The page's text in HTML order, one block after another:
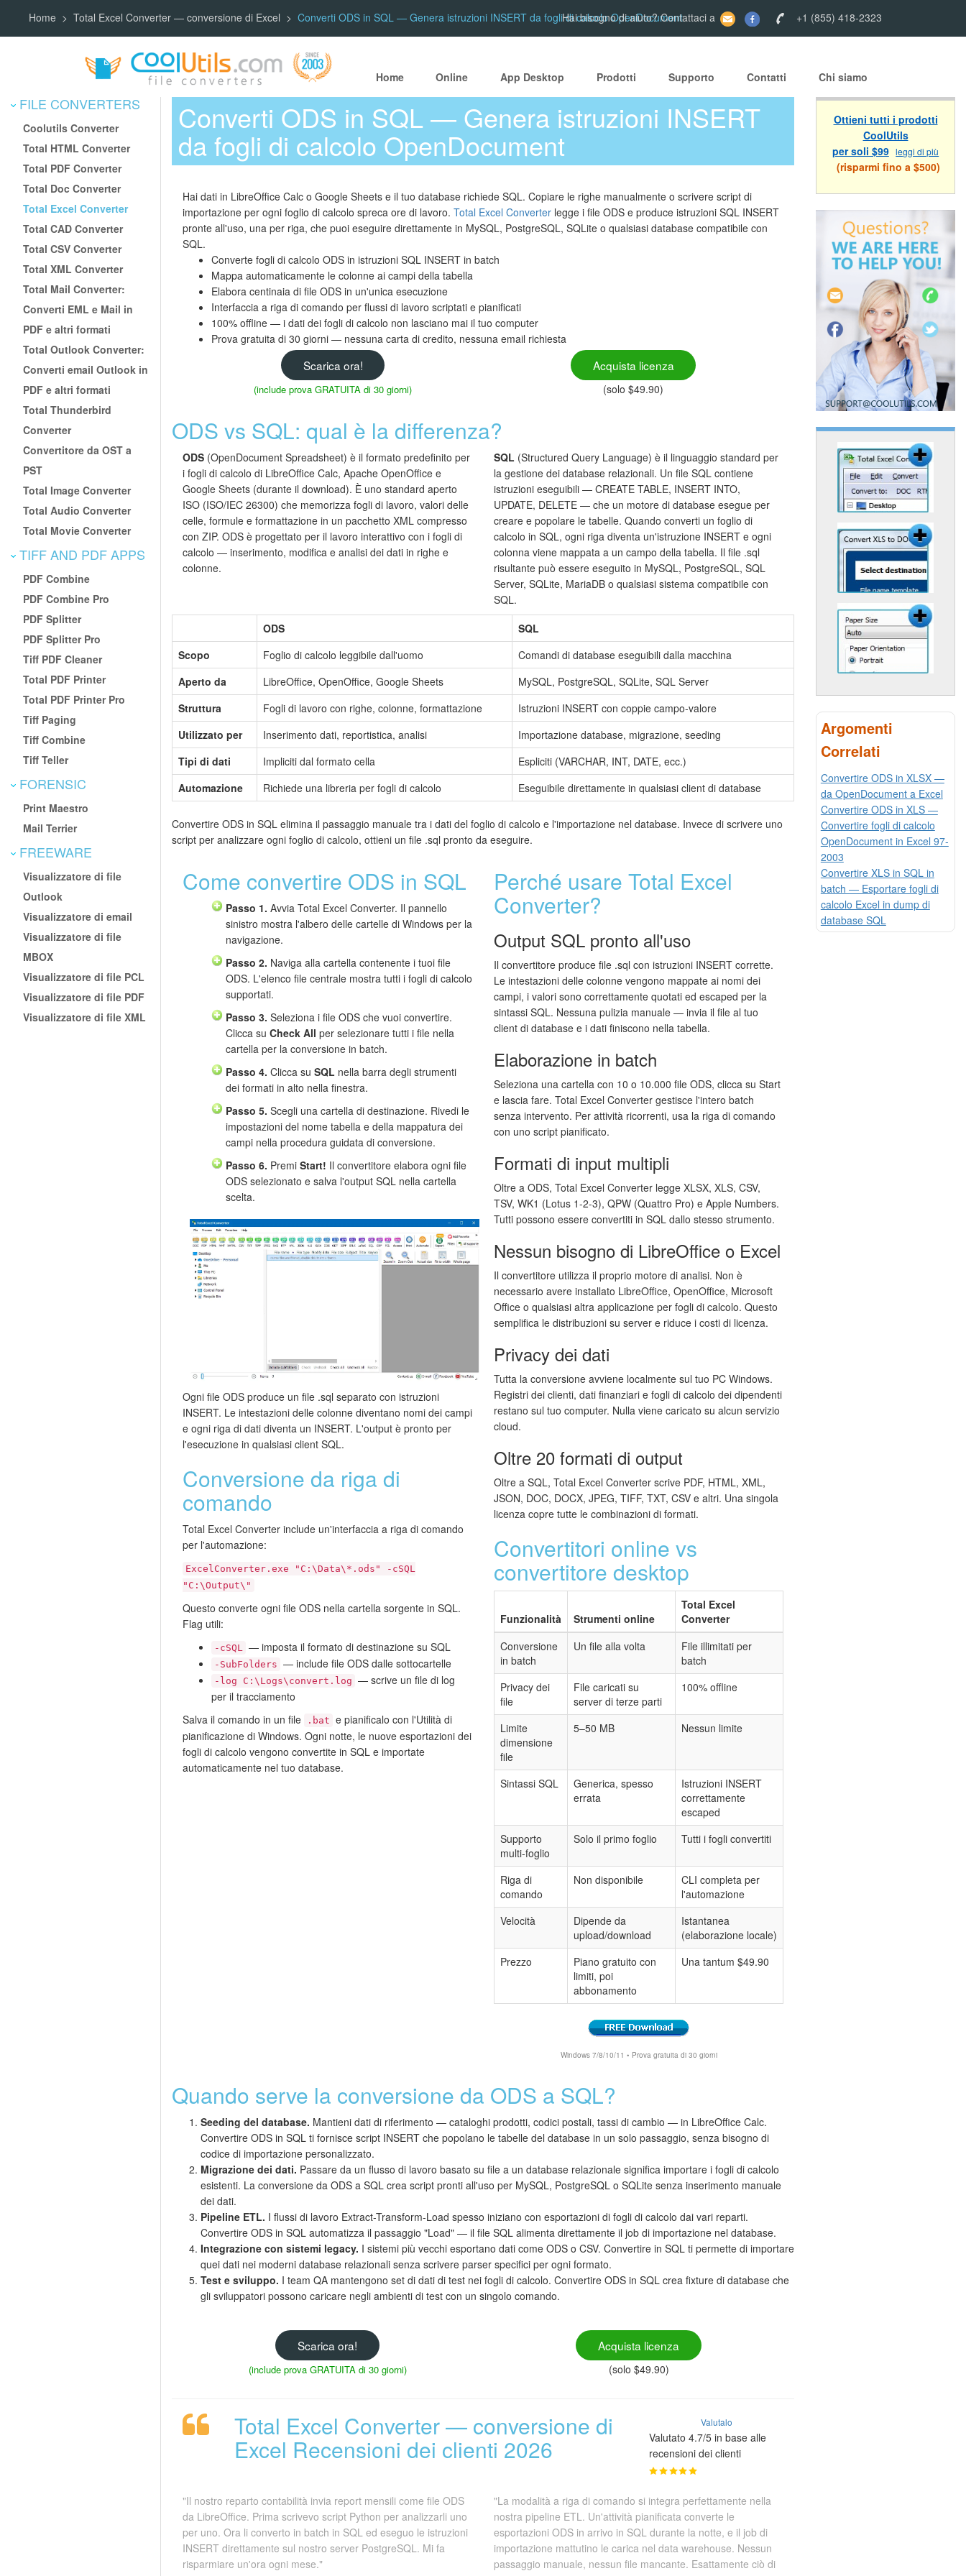
Home Total Excel Converter — conversione di Excel Converti ODS in SQL — Genera istruzioni INSERT da fogli di calcolo OpenDocument
Hai bisogno di aiuto? Contattaci a +1 (855) 418-2323
Home Online App Desktop Prodotti Supporto Contatti Chi siamo
FILE CONVERTERS
Coolutils Converter
Total HTML Converter
Total PDF Converter
Total Doc Converter
Total Excel Converter
Total CAD Converter
Total CSV Converter
Total XML Converter
Total Mail Converter:
Converti EML e Mail in
PDF e altri formati
Total Outlook Converter:
Converti email Outlook in
PDF e altri formati
Total Thunderbird
Converter
Convertitore da OST a
PST
Total Image Converter
Total Audio Converter
Total Movie Converter
TIFF AND PDF APPS
PDF Combine
PDF Combine Pro
PDF Splitter
PDF Splitter Pro
Tiff PDF Cleaner
Total PDF Printer
Total PDF Printer Pro
Tiff Paging
Tiff Combine
Tiff Teller
FORENSIC
Print Maestro
Mail Terrier
FREEWARE
Visualizzatore di file
Outlook
Visualizzatore di email
Visualizzatore di file
MBOX
Visualizzatore di file PCL
Visualizzatore di file PDF
Visualizzatore di file XML
Converti ODS in SQL — Genera istruzioni INSERT
da fogli di calcolo OpenDocument
Hai dati in LibreOffice Calc o Google Sheets e il tuo database richiede SQL. Copiare le righe manualmente o scrivere script di
importazione per ogni foglio di calcolo spreca ore di lavoro. Total Excel Converter legge i file ODS e produce istruzioni SQL INSERT
pronte all'uso, una per riga, che puoi eseguire direttamente in MySQL, PostgreSQL, SQLite o qualsiasi database compatibile con
SQL.
Converte fogli di calcolo ODS in istruzioni SQL INSERT in batch
Mappa automaticamente le colonne ai campi della tabella
Elabora centinaia di file ODS in un'unica esecuzione
Interfaccia a riga di comando per flussi di lavoro scriptati e pianificati
100% offline — i dati dei fogli di calcolo non lasciano mai il tuo computer
Prova gratuita di 30 giorni — nessuna carta di credito, nessuna email richiesta
Scarica ora!
(include prova GRATUITA di 30 giorni)
Acquista licenza
(solo $49.90)
ODS vs SQL: qual è la differenza?
ODS (OpenDocument Spreadsheet) è il formato predefinito per
i fogli di calcolo di LibreOffice Calc, Apache OpenOffice e
Google Sheets (durante il download). È uno standard aperto
ISO (ISO/IEC 26300) che memorizza fogli di lavoro, valori delle
celle, formule e formattazione in un pacchetto XML compresso
con ZIP. ODS è progettato per il lavoro interattivo con i fogli di
calcolo — inserimento, modifica e analisi dei dati in righe e
colonne.
SQL (Structured Query Language) è il linguaggio standard per
la gestione dei database relazionali. Un file SQL contiene
istruzioni eseguibili — CREATE TABLE, INSERT INTO,
UPDATE, DELETE — che un motore di database esegue per
creare e popolare le tabelle. Quando converti un foglio di
calcolo in SQL, ogni riga diventa un'istruzione INSERT e ogni
colonna viene mappata a un campo della tabella. Il file .sql
risultante può essere eseguito in MySQL, PostgreSQL, SQL
Server, SQLite, MariaDB o qualsiasi sistema compatibile con
SQL.
ODS
SQL
Scopo
Foglio di calcolo leggibile dall'uomo
Comandi di database eseguibili dalla macchina
Aperto da
LibreOffice, OpenOffice, Google Sheets
MySQL, PostgreSQL, SQLite, SQL Server
Struttura
Fogli di lavoro con righe, colonne, formattazione
Istruzioni INSERT con coppie campo-valore
Utilizzato per
Inserimento dati, reportistica, analisi
Importazione database, migrazione, seeding
Tipi di dati
Impliciti dal formato cella
Espliciti (VARCHAR, INT, DATE, ecc.)
Automazione
Richiede una libreria per fogli di calcolo Eseguibile direttamente in qualsiasi client di database
Convertire ODS in SQL elimina il passaggio manuale tra i dati del foglio di calcolo e l'importazione nel database. Invece di scrivere uno
script per analizzare ogni foglio di calcolo, ottieni un file .sql pronto da eseguire.
Come convertire ODS in SQL
Passo 1. Avvia Total Excel Converter. Il pannello
sinistro mostra l'albero delle cartelle di Windows per la
navigazione.
Passo 2. Naviga alla cartella contenente i tuoi file
ODS. L'elenco file centrale mostra tutti i fogli di calcolo
supportati.
Passo 3. Seleziona i file ODS che vuoi convertire.
Clicca su Check All per selezionare tutti i file nella
cartella per la conversione in batch.
Passo 4. Clicca su SQL nella barra degli strumenti
dei formati in alto nella finestra.
Passo 5. Scegli una cartella di destinazione. Rivedi le
impostazioni del nome tabella e della mappatura dei
campi nella procedura guidata di conversione.
Passo 6. Premi Start! Il convertitore elabora ogni file
ODS selezionato e salva l'output SQL nella cartella
scelta.
Ogni file ODS produce un file .sql separato con istruzioni
INSERT. Le intestazioni delle colonne diventano nomi dei campi
e ogni riga di dati diventa un INSERT. L'output è pronto per
l'esecuzione in qualsiasi client SQL.
Conversione da riga di
comando
Total Excel Converter include un'interfaccia a riga di comando
per l'automazione:
ExcelConverter.exe "C:\Data\*.ods" -cSQL
"C:\Output\"
Questo converte ogni file ODS nella cartella sorgente in SQL.
Flag utili:
-cSQL — imposta il formato di destinazione su SQL
-SubFolders — include file ODS dalle sottocartelle
-log C:\Logs\convert.log — scrive un file di log
per il tracciamento
Salva il comando in un file
.bat e pianificalo con l'Utilità di
pianificazione di Windows. Ogni notte, le nuove esportazioni dei
fogli di calcolo vengono convertite in SQL e importate
automaticamente nel tuo database.
Perché usare Total Excel
Converter?
Output SQL pronto all'uso
Il convertitore produce file .sql con istruzioni INSERT corrette.
Le intestazioni delle colonne vengono mappate ai nomi dei
campi, i valori sono correttamente quotati ed escaped per la
sintassi SQL. Nessuna pulizia manuale — invia il file al tuo
client di database e i dati finiscono nella tabella.
Elaborazione in batch
Seleziona una cartella con 10 o 10.000 file ODS, clicca su Start
e lascia fare. Total Excel Converter gestisce l'intero batch
senza intervento. Per attività ricorrenti, usa la riga di comando
con uno script pianificato.
Formati di input multipli
Oltre a ODS, Total Excel Converter legge XLSX, XLS, CSV,
TSV, WK1 (Lotus 1-2-3), QPW (Quattro Pro) e Apple Numbers.
Tutti possono essere convertiti in SQL dallo stesso strumento.
Nessun bisogno di LibreOffice o Excel
Il convertitore utilizza il proprio motore di analisi. Non è
necessario avere installato LibreOffice, OpenOffice, Microsoft
Office o qualsiasi altra applicazione per fogli di calcolo. Questo
semplifica le distribuzioni su server e riduce i costi di licenza.
Privacy dei dati
Tutta la conversione avviene localmente sul tuo PC Windows.
Registri dei clienti, dati finanziari e fogli di calcolo dei dipendenti
restano sul tuo computer. Nulla viene caricato su alcun servizio
cloud.
Oltre 20 formati di output
Oltre a SQL, Total Excel Converter scrive PDF, HTML, XML,
JSON, DOC, DOCX, JPEG, TIFF, TXT, CSV e altri. Una singola
licenza copre tutte le combinazioni di formati.
Convertitori online vs
convertitore desktop
Funzionalità Strumenti online
Total Excel
Converter
Conversione
in batch
Un file alla volta
File illimitati per
batch
Privacy dei
file
File caricati su
server di terze parti
100% offline
Limite
dimensione
file
5–50 MB Nessun limite
Sintassi SQL
Generica, spesso
errata
Istruzioni INSERT
correttamente
escaped
Supporto
multi-foglio
Solo il primo foglio Tutti i fogli convertiti
Riga di
comando
Non disponibile
CLI completa per
l'automazione
Velocità
Dipende da
upload/download
Istantanea
(elaborazione locale)
Prezzo
Piano gratuito con
limiti, poi
abbonamento
Una tantum $49.90
Windows 7/8/10/11 • Prova gratuita di 30 giorni
Quando serve la conversione da ODS a SQL?
Seeding del database. Mantieni dati di riferimento — cataloghi prodotti, codici postali, tassi di cambio — in LibreOffice Calc.
Convertire ODS in SQL ti fornisce script INSERT che popolano le tabelle del database in un solo passaggio, senza bisogno di
codice di importazione personalizzato.
Migrazione dei dati. Passare da un flusso di lavoro basato su file a un database relazionale significa importare i fogli di calcolo
esistenti. La conversione da ODS a SQL crea script pronti all'uso per MySQL, PostgreSQL o SQLite senza inserimento manuale
dei dati.
Pipeline ETL. I flussi di lavoro Extract-Transform-Load spesso iniziano con esportazioni di fogli di calcolo dai vari reparti.
Convertire ODS in SQL automatizza il passaggio "Load" — il file SQL alimenta direttamente il job di importazione nel database.
Integrazione con sistemi legacy. I sistemi più vecchi esportano dati come ODS o CSV. Convertire in SQL ti permette di importare
quei dati nei moderni database relazionali senza scrivere parser specifici per ogni formato.
Test e sviluppo. I team QA mantengono set di dati di test nei fogli di calcolo. Convertire ODS in SQL crea fixture di database che
gli sviluppatori possono caricare negli ambienti di test con un singolo comando.
Scarica ora!
(include prova GRATUITA di 30 giorni)
Acquista licenza
(solo $49.90)
Total Excel Converter — conversione di
Excel Recensioni dei clienti 2026
Valutalo
Valutato 4.7/5 in base alle
recensioni dei clienti
"Il nostro reparto contabilità invia report mensili come file ODS
da LibreOffice. Prima scrivevo script Python per analizzarli uno
per uno. Ora li converto in batch in SQL ed eseguo le istruzioni
INSERT direttamente sul nostro server PostgreSQL. Mi fa
risparmiare un'ora ogni mese."
"La modalità a riga di comando si integra perfettamente nella
nostra pipeline ETL. Un'attività pianificata converte le
esportazioni ODS in arrivo in SQL durante la notte, e il job di
importazione mattutino le carica nel data warehouse. Nessun
passaggio manuale, nessun file mancante. Esattamente ciò di
Ottieni tutti i prodotti
CoolUtils
per soli $99 leggi di più
(risparmi fino a $500)
Argomenti
Correlati
Convertire ODS in XLSX —
da OpenDocument a Excel
Convertire ODS in XLS —
Convertire fogli di calcolo
OpenDocument in Excel 97-
2003
Convertire XLS in SQL in
batch — Esportare fogli di
calcolo Excel in dump di
database SQL